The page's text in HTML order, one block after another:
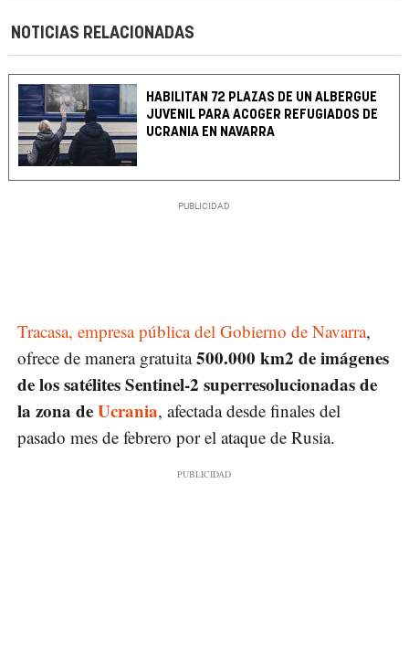
NOTICIAS RELACIONADAS
HABILITAN 72 PLAZAS DE UN ALBERGUE
JUVENIL PARA ACOGER REFUGIADOS DE
UCRANIA EN NAVARRA
Tracasa, empresa pública del Gobierno de Navarra,
ofrece de manera gratuita500.000 km2 deimágenes
de los satélitesSentinel-2 superresolucionadas de
la zona deUcrania, afectada desde finales del
pasado mes de febrero por el ataque de Rusia.